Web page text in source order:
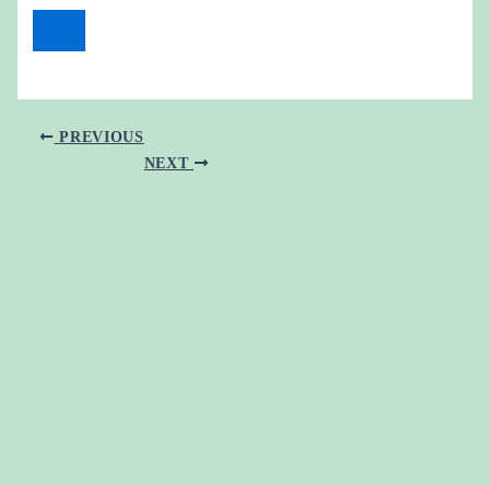
PREVIOUS
NEXT